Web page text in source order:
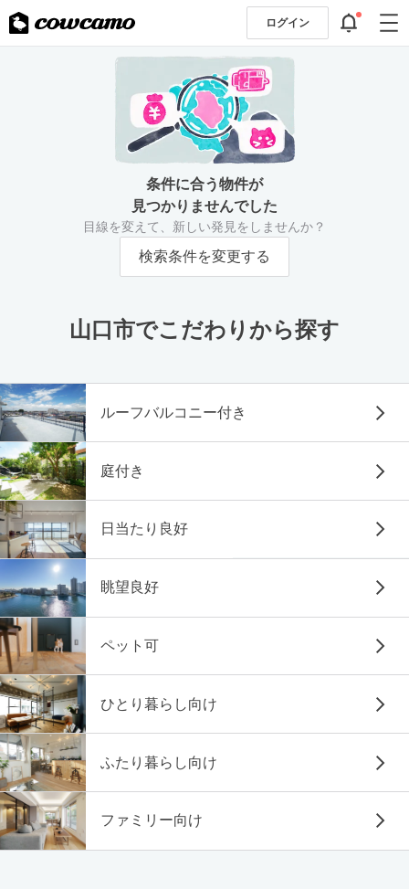
ログイン
条件に合う物件が
見つかりませんでした
目線を変えて、新しい発見をしませんか？
検索条件を変更する
山口市でこだわりから探す
ルーフバルコニー付き
庭付き
日当たり良好
眺望良好
ペット可
ひとり暮らし向け
ふたり暮らし向け
ファミリー向け